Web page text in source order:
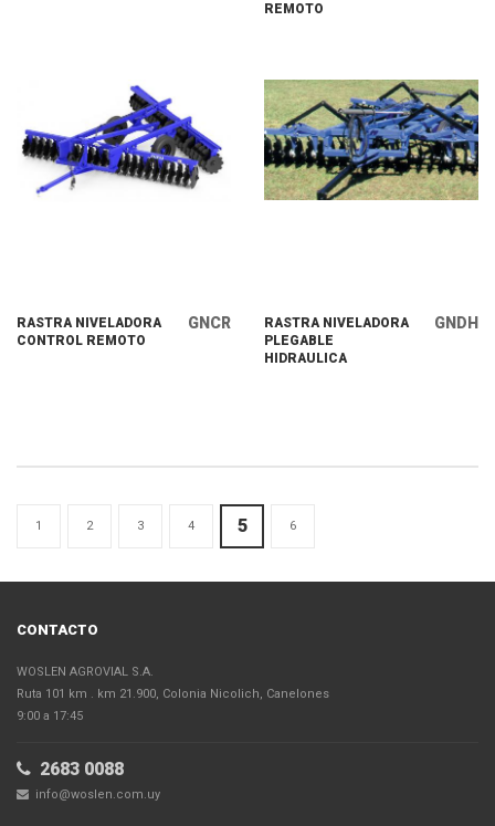
REMOTO
RASTRA NIVELADORA
CONTROL REMOTO
GNCR
RASTRA NIVELADORA
PLEGABLE
HIDRAULICA
GNDH
1 2 3 4 5 6
CONTACTO
WOSLEN AGROVIAL S.A.
Ruta 101 km . km 21.900, Colonia Nicolich, Canelones
9:00 a 17:45
2683 0088
info@woslen.com.uy